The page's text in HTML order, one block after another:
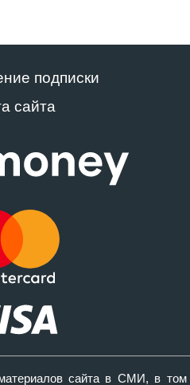
подписки
сайта
сайта в СМИ, в том